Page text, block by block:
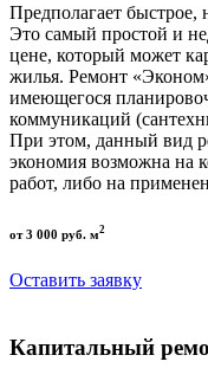
Предполагает быстрое,
Это самый простой и
цене, который может
жилья. Ремонт
имеющегося
коммуникаций
При этом, данный вид
экономия возможна на
работ, либо на
от 3 000 руб. м2
Оставить заявку
Капитальный